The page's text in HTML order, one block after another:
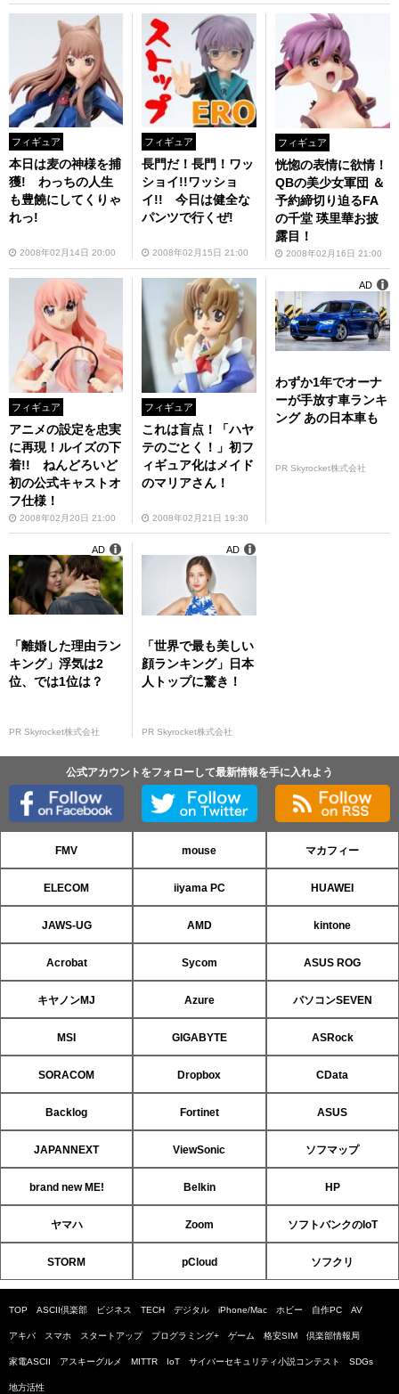
フィギュア
本日は麦の神様を捕
獲! わっちの人生
も豊饒にしてくりゃ
れっ!
2008年02月14日 20:00
フィギュア
長門だ！長門！ワッ
ショイ!!ワッショ
イ!! 今日は健全な
パンツで行くぜ!
2008年02月15日 21:00
フィギュア
恍惚の表情に欲情！
QBの美少女軍団 ＆
予約締切り迫るFA
の千堂 瑛里華お披
露目！
2008年02月16日 21:00
フィギュア
アニメの設定を忠実
に再現！ルイズの下
着!! ねんどろいど
初の公式キャストオ
フ仕様！
2008年02月20日 21:00
フィギュア
これは盲点！「ハヤ
テのごとく！」初フ
ィギュア化はメイド
のマリアさん！
2008年02月21日 19:30
わずか1年でオーナ
ーが手放す車ランキ
ング あの日本車も
PR Skyrocket株式会社
AD
「離婚した理由ラン
キング」浮気は2
位、では1位は？
PR Skyrocket株式会社
AD
「世界で最も美しい
顔ランキング」日本
人トップに驚き！
PR Skyrocket株式会社
AD
公式アカウントをフォローして最新情報を手に入れよう
FMV mouse マカフィー
ELECOM iiyama PC HUAWEI
JAWS-UG AMD kintone
Acrobat Sycom ASUS ROG
キヤノンMJ Azure パソコンSEVEN
MSI GIGABYTE ASRock
SORACOM Dropbox CData
Backlog Fortinet ASUS
JAPANNEXT ViewSonic ソフマップ
brand new ME! Belkin HP
ヤマハ Zoom ソフトバンクのIoT
STORM pCloud ソフクリ
TOP ASCII倶楽部 ビジネス TECH デジタル iPhone/Mac ホビー 自作PC AV
アキバ スマホ スタートアップ プログラミング+ ゲーム 格安SIM 倶楽部情報局
家電ASCII アスキーグルメ MITTR IoT サイバーセキュリティ小説コンテスト SDGs
地方活性